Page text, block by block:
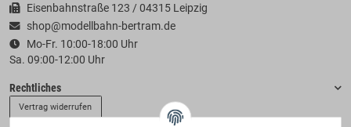
Eisenbahnstraße 123 / 04315 Leipzig
shop@modellbahn-bertram.de
Mo-Fr. 10:00-18:00 Uhr
Sa. 09:00-12:00 Uhr
Rechtliches
Vertrag widerrufen